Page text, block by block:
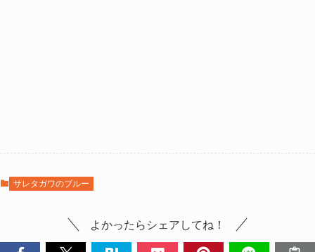
サレタガワのブルー
よかったらシェアしてね！